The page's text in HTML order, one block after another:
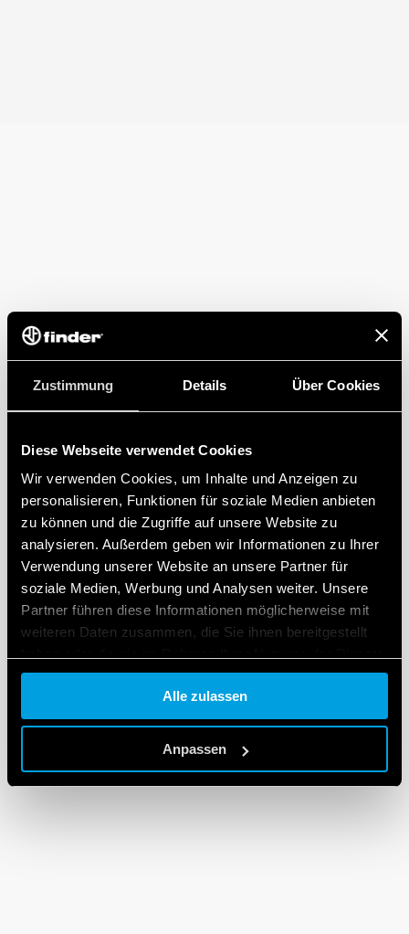
Zustimmung Details Über Cookies
Diese Webseite verwendet Cookies
Wir verwenden Cookies, um Inhalte und Anzeigen zu
personalisieren, Funktionen für soziale Medien anbieten
zu können und die Zugriffe auf unsere Website zu
analysieren. Außerdem geben wir Informationen zu Ihrer
Verwendung unserer Website an unsere Partner für
soziale Medien, Werbung und Analysen weiter. Unsere
Partner führen diese Informationen möglicherweise mit
weiteren Daten zusammen, die Sie ihnen bereitgestellt
gesammelt haben.
Cookie policy.
Alle zulassen
Anpassen